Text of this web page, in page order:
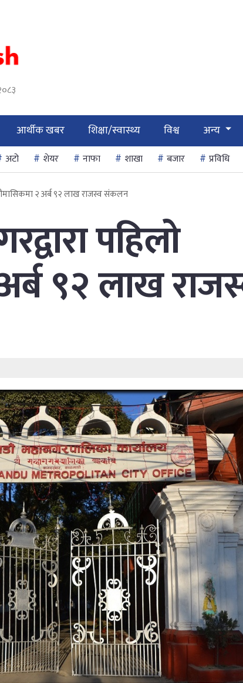
आर्थीक खबर शिक्षा/स्वास्थ्य विश्व अन्य
अटो शेयर नाफा शाखा बजार प्रविधि
२ अर्ब ९२ लाख राजस्व संकलन
पहिलो
९२ लाख